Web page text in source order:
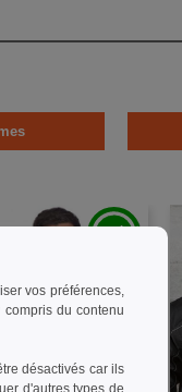
vos préférences,
du contenu
désactivés car ils
d'autres types de